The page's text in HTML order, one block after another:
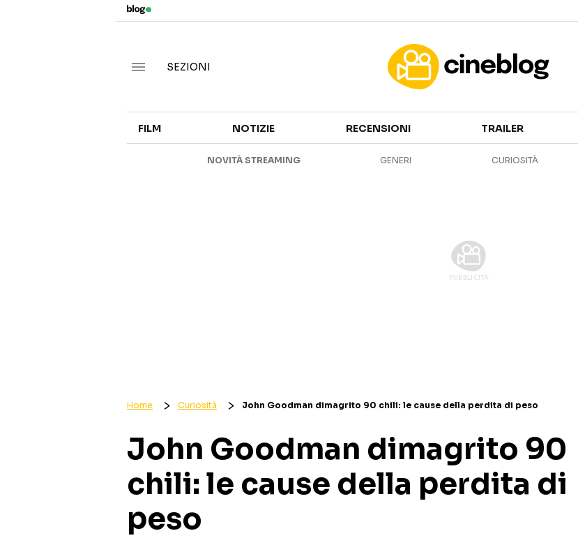
CANALI STREAMING
SEZIONI
FILM NOTIZIE RECENSIONI TRAILER
NOVITÀ STREAMING GENERI CURIOSITÀ
Home Curiosità John Goodman dimagrito 90 chili: le cause della perdita di peso
John Goodman dimagrito 90
chili: le cause della perdita di
peso